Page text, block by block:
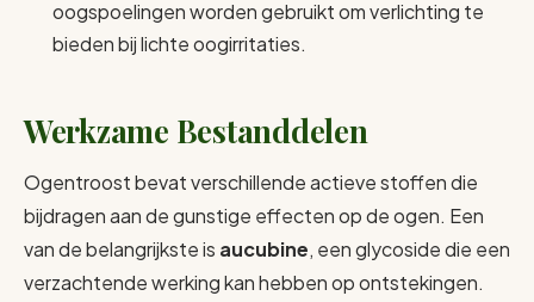
oogspoelingen worden gebruikt om verlichting te
bieden bij lichte oogirritaties.
Werkzame Bestanddelen
Ogentroost bevat verschillende actieve stoffen die
bijdragen aan de gunstige effecten op de ogen. Een
van de belangrijkste is aucubine, een glycoside die een
verzachtende werking kan hebben op ontstekingen.